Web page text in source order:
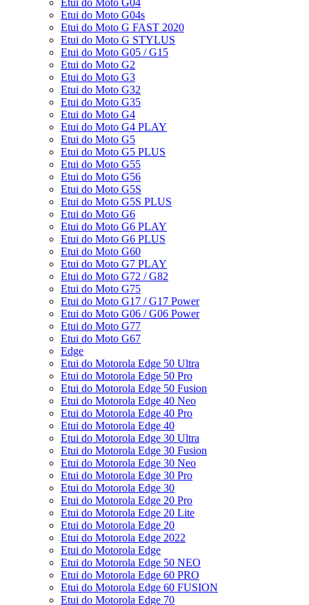
Etui do Moto G04
Etui do Moto G04s
Etui do Moto G FAST 2020
Etui do Moto G STYLUS
Etui do Moto G05 / G15
Etui do Moto G2
Etui do Moto G3
Etui do Moto G32
Etui do Moto G35
Etui do Moto G4
Etui do Moto G4 PLAY
Etui do Moto G5
Etui do Moto G5 PLUS
Etui do Moto G55
Etui do Moto G56
Etui do Moto G5S
Etui do Moto G5S PLUS
Etui do Moto G6
Etui do Moto G6 PLAY
Etui do Moto G6 PLUS
Etui do Moto G60
Etui do Moto G7 PLAY
Etui do Moto G72 / G82
Etui do Moto G75
Etui do Moto G17 / G17 Power
Etui do Moto G06 / G06 Power
Etui do Moto G77
Etui do Moto G67
Edge
Etui do Motorola Edge 50 Ultra
Etui do Motorola Edge 50 Pro
Etui do Motorola Edge 50 Fusion
Etui do Motorola Edge 40 Neo
Etui do Motorola Edge 40 Pro
Etui do Motorola Edge 40
Etui do Motorola Edge 30 Ultra
Etui do Motorola Edge 30 Fusion
Etui do Motorola Edge 30 Neo
Etui do Motorola Edge 30 Pro
Etui do Motorola Edge 30
Etui do Motorola Edge 20 Pro
Etui do Motorola Edge 20 Lite
Etui do Motorola Edge 20
Etui do Motorola Edge 2022
Etui do Motorola Edge
Etui do Motorola Edge 50 NEO
Etui do Motorola Edge 60 PRO
Etui do Motorola Edge 60 FUSION
Etui do Motorola Edge 70